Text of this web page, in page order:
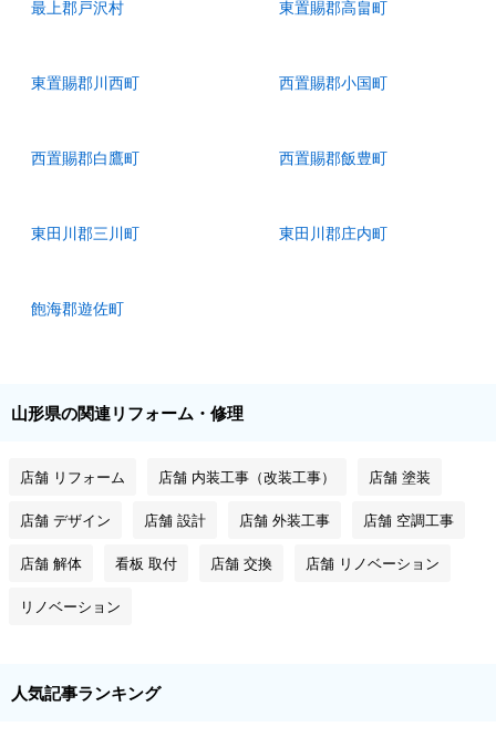
最上郡戸沢村 東置賜郡高畠町
東置賜郡川西町 西置賜郡小国町
西置賜郡白鷹町 西置賜郡飯豊町
東田川郡三川町 東田川郡庄内町
飽海郡遊佐町
山形県の関連リフォーム・修理
店舗 リフォーム 店舗 内装工事（改装工事） 店舗 塗装
店舗 デザイン 店舗 設計 店舗 外装工事 店舗 空調工事
店舗 解体 看板 取付 店舗 交換 店舗 リノベーション
リノベーション
人気記事ランキング